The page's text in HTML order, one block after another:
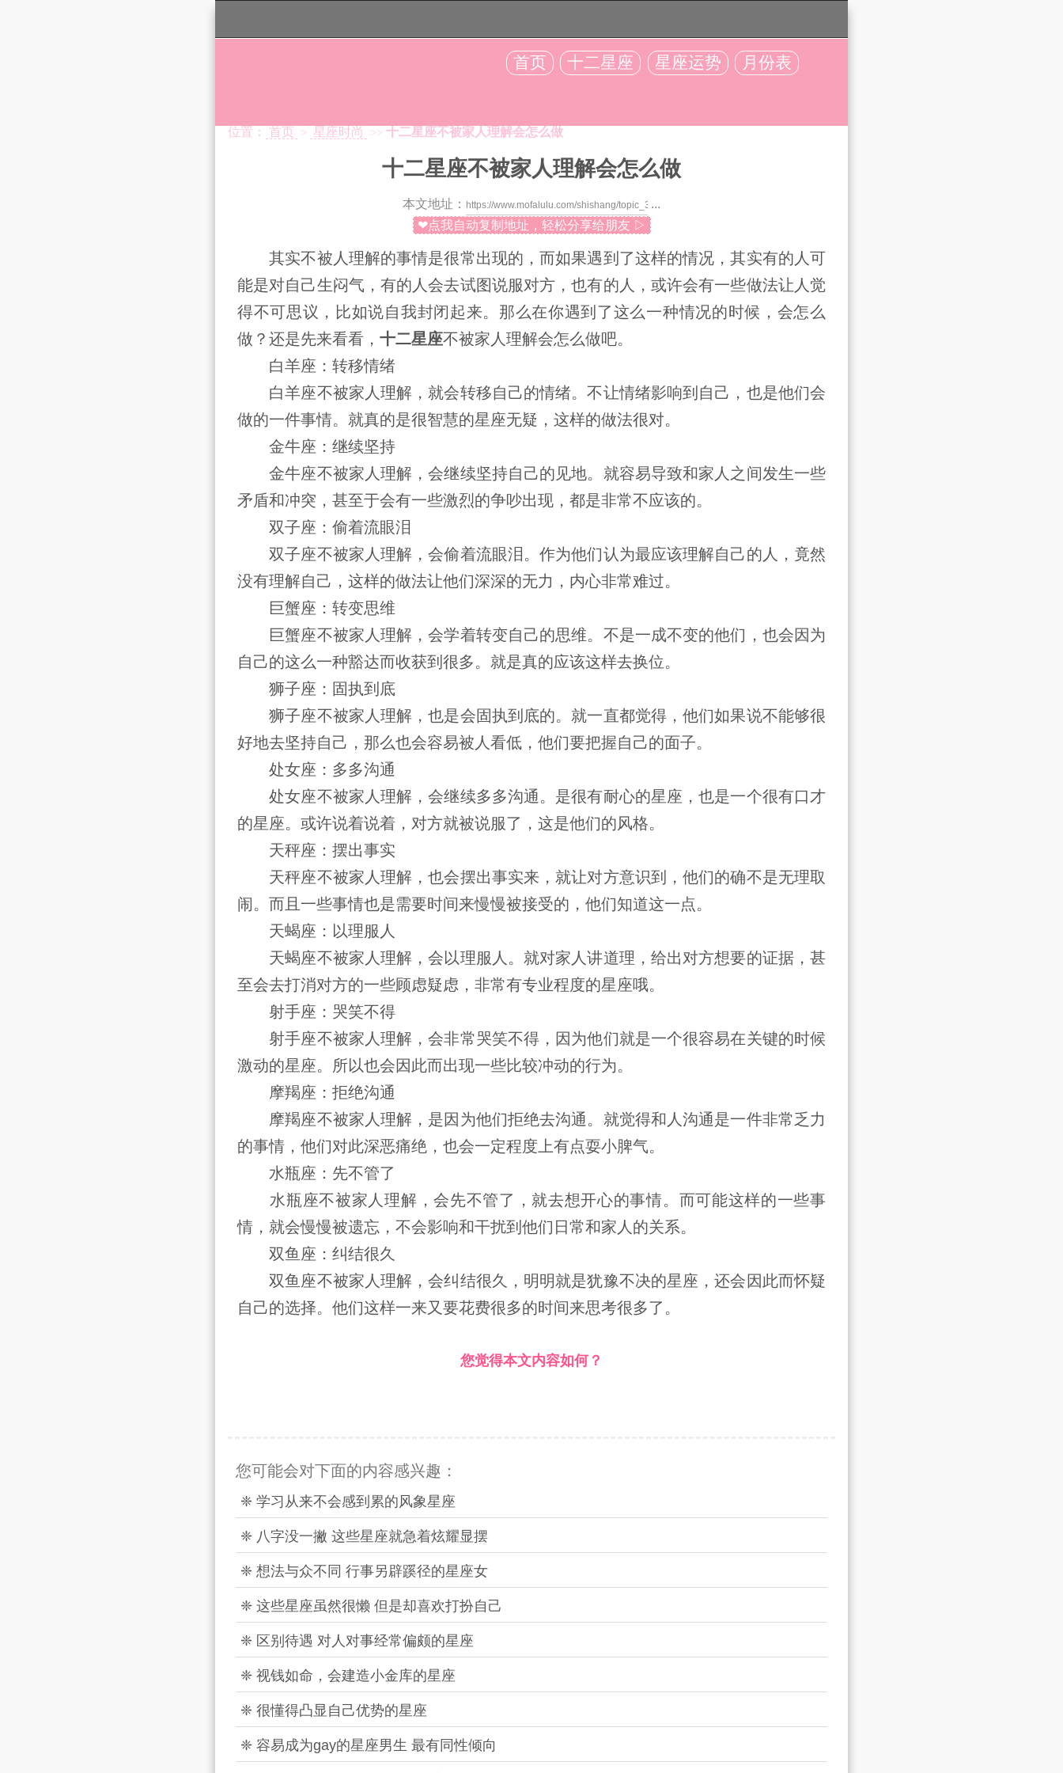
首页 十二星座 星座运势 月份表
位置： 首页 > 星座时尚 >> 十二星座不被家人理解会怎么做
十二星座不被家人理解会怎么做
本文地址：
...
❤点我自动复制地址，轻松分享给朋友 ▷
其实不被人理解的事情是很常出现的，而如果遇到了这样的情况，其实有的人可
能是对自己生闷气，有的人会去试图说服对方，也有的人，或许会有一些做法让人觉
得不可思议，比如说自我封闭起来。那么在你遇到了这么一种情况的时候，会怎么
做？还是先来看看， 十二星座不被家人理解会怎么做吧。
白羊座：转移情绪
白羊座不被家人理解，就会转移自己的情绪。不让情绪影响到自己，也是他们会
做的一件事情。就真的是很智慧的星座无疑，这样的做法很对。
金牛座：继续坚持
金牛座不被家人理解，会继续坚持自己的见地。就容易导致和家人之间发生一些
矛盾和冲突，甚至于会有一些激烈的争吵出现，都是非常不应该的。
双子座：偷着流眼泪
双子座不被家人理解，会偷着流眼泪。作为他们认为最应该理解自己的人，竟然
没有理解自己，这样的做法让他们深深的无力，内心非常难过。
巨蟹座：转变思维
巨蟹座不被家人理解，会学着转变自己的思维。不是一成不变的他们，也会因为
自己的这么一种豁达而收获到很多。就是真的应该这样去换位。
狮子座：固执到底
狮子座不被家人理解，也是会固执到底的。就一直都觉得，他们如果说不能够很
好地去坚持自己，那么也会容易被人看低，他们要把握自己的面子。
处女座：多多沟通
处女座不被家人理解，会继续多多沟通。是很有耐心的星座，也是一个很有口才
的星座。或许说着说着，对方就被说服了，这是他们的风格。
天秤座：摆出事实
天秤座不被家人理解，也会摆出事实来，就让对方意识到，他们的确不是无理取
闹。而且一些事情也是需要时间来慢慢被接受的，他们知道这一点。
天蝎座：以理服人
天蝎座不被家人理解，会以理服人。就对家人讲道理，给出对方想要的证据，甚
至会去打消对方的一些顾虑疑虑，非常有专业程度的星座哦。
射手座：哭笑不得
射手座不被家人理解，会非常哭笑不得，因为他们就是一个很容易在关键的时候
激动的星座。所以也会因此而出现一些比较冲动的行为。
摩羯座：拒绝沟通
摩羯座不被家人理解，是因为他们拒绝去沟通。就觉得和人沟通是一件非常乏力
的事情，他们对此深恶痛绝，也会一定程度上有点耍小脾气。
水瓶座：先不管了
水瓶座不被家人理解，会先不管了，就去想开心的事情。而可能这样的一些事
情，就会慢慢被遗忘，不会影响和干扰到他们日常和家人的关系。
双鱼座：纠结很久
双鱼座不被家人理解，会纠结很久，明明就是犹豫不决的星座，还会因此而怀疑
自己的选择。他们这样一来又要花费很多的时间来思考很多了。
您觉得本文内容如何？
您可能会对下面的内容感兴趣：
❈ 学习从来不会感到累的风象星座
❈ 八字没一撇 这些星座就急着炫耀显摆
❈ 想法与众不同 行事另辟蹊径的星座女
❈ 这些星座虽然很懒 但是却喜欢打扮自己
❈ 区别待遇 对人对事经常偏颇的星座
❈ 视钱如命，会建造小金库的星座
❈ 很懂得凸显自己优势的星座
❈ 容易成为gay的星座男生 最有同性倾向